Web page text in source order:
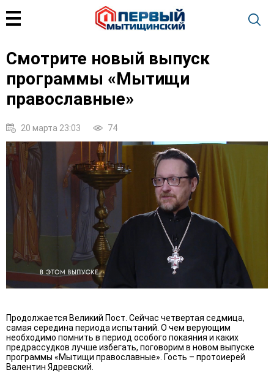
Смотрите новый выпуск
программы «Мытищи
православные»
20 марта 23:03 74
Продолжается Великий Пост. Сейчас четвертая седмица,
самая середина периода испытаний. О чем верующим
необходимо помнить в период особого покаяния и каких
предрассудков лучше избегать, поговорим в новом выпуске
программы «Мытищи православные». Гость – протоиерей
Валентин Ядревский.